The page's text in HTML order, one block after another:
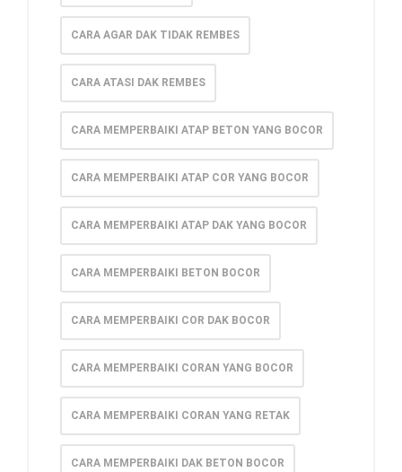
CARA AGAR DAK TIDAK REMBES
CARA ATASI DAK REMBES
CARA MEMPERBAIKI ATAP BETON YANG BOCOR
CARA MEMPERBAIKI ATAP COR YANG BOCOR
CARA MEMPERBAIKI ATAP DAK YANG BOCOR
CARA MEMPERBAIKI BETON BOCOR
CARA MEMPERBAIKI COR DAK BOCOR
CARA MEMPERBAIKI CORAN YANG BOCOR
CARA MEMPERBAIKI CORAN YANG RETAK
CARA MEMPERBAIKI DAK BETON BOCOR